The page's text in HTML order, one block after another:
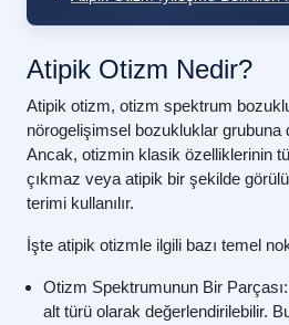
Atipik Otizm Nedir?
Atipik otizm, otizm spektrum
nörogelişimsel bozukluklar grubuna
Ancak, otizmin klasik özelliklerinin
çıkmaz veya atipik bir şekilde
terimi kullanılır.
İşte atipik otizmle ilgili bazı temel
Otizm Spektrumunun Bir Parçası:
alt türü olarak değerlendirilebilir.